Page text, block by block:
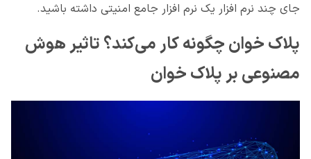
جای چند نرم افزار یک نرم افزار جامع امنیتی داشته باشید.
پلاک خوان چگونه کار می‌کند؟ تاثیر هوش
مصنوعی بر پلاک خوان